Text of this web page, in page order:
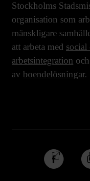
Stockholms
organisation som
mänskligare
att arbeta med social
arbetsintegration
av boendelösningar.
Följ
oss